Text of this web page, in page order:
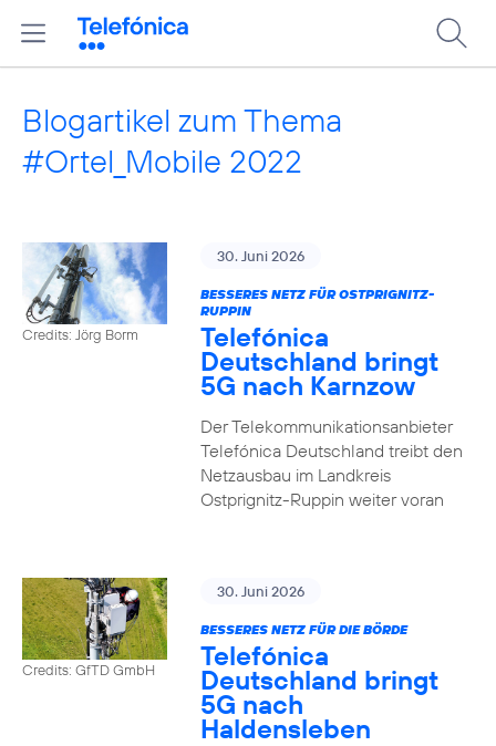
Blogartikel zum Thema
#Ortel_Mobile 2022
Credits: Jörg Borm
30. Juni 2026
BESSERES NETZ FÜR OSTPRIGNITZ-
RUPPIN
Telefónica
Deutschland bringt
5G nach Karnzow
Der Telekommunikationsanbieter
Telefónica Deutschland treibt den
Netzausbau im Landkreis
Ostprignitz-Ruppin weiter voran
Credits: GfTD GmbH
30. Juni 2026
BESSERES NETZ FÜR DIE BÖRDE
Telefónica
Deutschland bringt
5G nach
Haldensleben